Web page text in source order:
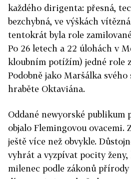
každého dirigenta: přesná,
bezchybná, ve výškách
tentokrát byla role
Po 26 letech a 22 úlohách v
kloubním potížím) jedné role
Podobně jako Maršálka
hraběte Oktaviána.
Oddané newyorské
objalo Flemingovou ovacemi.
ještě více než obvykle.
vyhrát a vyzpívat pocity ženy,
milenec podle zákonů